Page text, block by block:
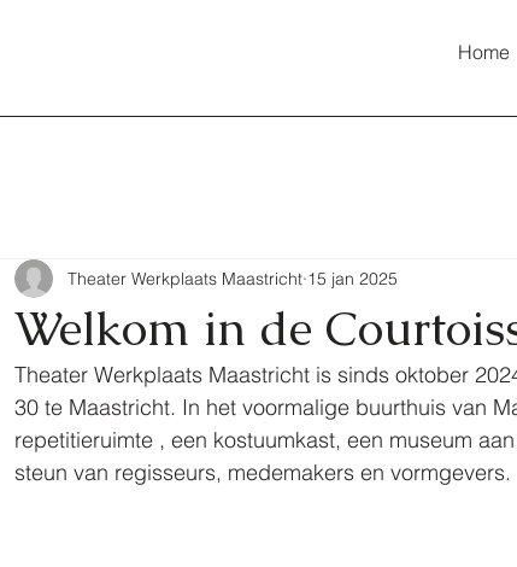
Home
Welkom in de
Theater Werkplaats Maastricht 15 jan 2025
Theater Werkplaats Maastricht is sinds oktober
30 te Maastricht. In het voormalige buurthuis van
repetitieruimte , een kostuumkast, een museum
steun van regisseurs, medemakers en vormgevers.